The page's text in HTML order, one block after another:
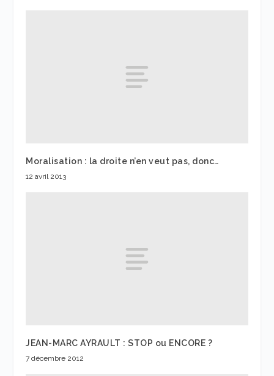
Moralisation : la droite n’en veut pas, donc…
12 avril 2013
JEAN-MARC AYRAULT : STOP ou ENCORE ?
7 décembre 2012